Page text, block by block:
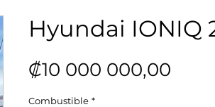
Hyundai IONIQ
₡10 000 000,00
Combustible *